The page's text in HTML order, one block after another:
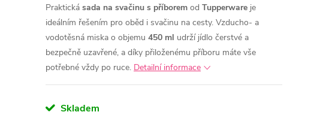
Praktická sada na svačinu s příborem od Tupperware je
ideálním řešením pro oběd i svačinu na cesty. Vzducho- a
vodotěsná miska o objemu 450 ml udrží jídlo čerstvé a
bezpečně uzavřené, a díky přiloženému příboru máte vše
potřebné vždy po ruce. Detailní informace
Skladem